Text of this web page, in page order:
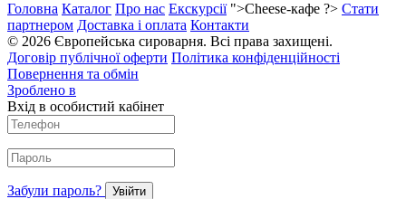
Головна Каталог Про нас Екскурсії">Cheese-кафе ?> Стати
партнером Доставка і оплата Контакти
© 2026 Європейська сироварня. Всі права захищені.
Договір публічної оферти Політика конфіденційності
Повернення та обмін
Зроблено в
Вхід в особистий кабінет
Забули пароль? Увійти